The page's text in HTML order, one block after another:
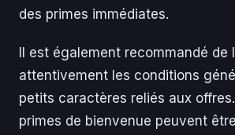
des primes immédiates.
Il est également recommandé de
attentivement les conditions
petits caractères reliés aux
primes de bienvenue peuvent